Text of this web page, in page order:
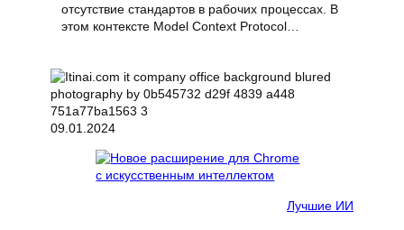
отсутствие стандартов в рабочих процессах. В
этом контексте Model Context Protocol…
09.01.2024
Лучшие ИИ